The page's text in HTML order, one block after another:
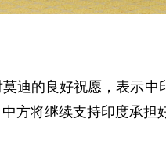
迪的良好祝愿，表示
方将继续支持印度承